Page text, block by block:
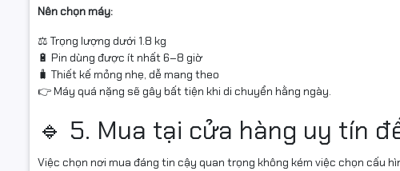
Nên chọn máy:
⚖️ Trọng lượng dưới 1.8 kg
🔋 Pin dùng được ít nhất 6–8 giờ
🧳 Thiết kế mỏng nhẹ, dễ mang theo
👉 Máy quá nặng sẽ gây bất tiện khi di chuyển hằng ngày.
🔹 5. Mua tại cửa hàng uy tín
Việc chọn nơi mua đáng tin cậy quan trọng không kém việc chọn cấu